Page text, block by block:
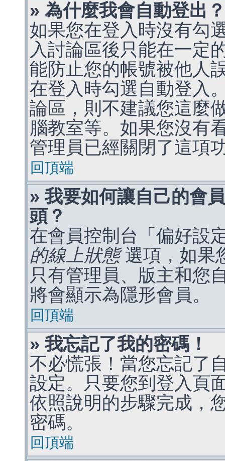
» 為什麼我會自動登出？
如果您在登入時沒有勾
入討論區後只能在一定
能防止您的帳號被他人
在登入時勾選自動登入
論區，則不建議您這麼
腦教室等。如果您沒有
管理員已經關閉了這項
回頂端
» 我要如何讓自己的會
頭？
在會員控制台「偏好設
的線上狀態選項，如果
只有管理員、版主和您
將會顯示為隱形會員。
回頂端
» 我忘記了我的密碼！
不必慌張！當您忘記了
設定。只要您到登入頁
依照說明的步驟完成，
密碼。
回頂端